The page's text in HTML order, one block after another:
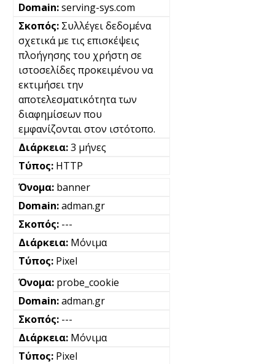
serving-sys.com
Συλλέγει δεδομένα
σχετικά με τις επισκέψεις
πλοήγησης του χρήστη σε
ιστοσελίδες προκειμένου να
εκτιμήσει την
αποτελεσματικότητα των
διαφημίσεων που
εμφανίζονται στον ιστότοπο.
3 μήνες
HTTP
banner
adman.gr
---
Μόνιμα
Pixel
probe_cookie
adman.gr
---
Μόνιμα
Pixel